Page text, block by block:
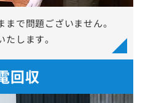
で問題ございません。
します。
回収